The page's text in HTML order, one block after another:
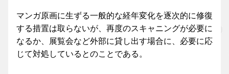
マンガ原画に生ずる一般的な経年変化を逐次的に修復
する措置は取らないが、再度のスキャニングが必要に
なるか、展覧会など外部に貸し出す場合に、必要に応
じて対処しているとのことである。